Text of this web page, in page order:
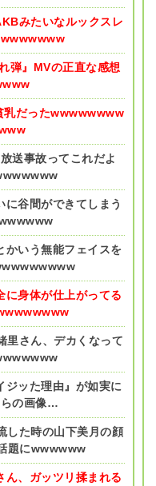
みたいなルックスレ
弾』MVの正直な感想
乳だったwwwwwwww
送事故ってこれだよ
に谷間ができてしまう
かいう無能フェイスを
に身体が仕上がってる
里さん、デカくなって
ジッた理由』が如実に
の画像…
した時の山下美月の顔
題にwwwwww
ん、ガッツリ揉まれる